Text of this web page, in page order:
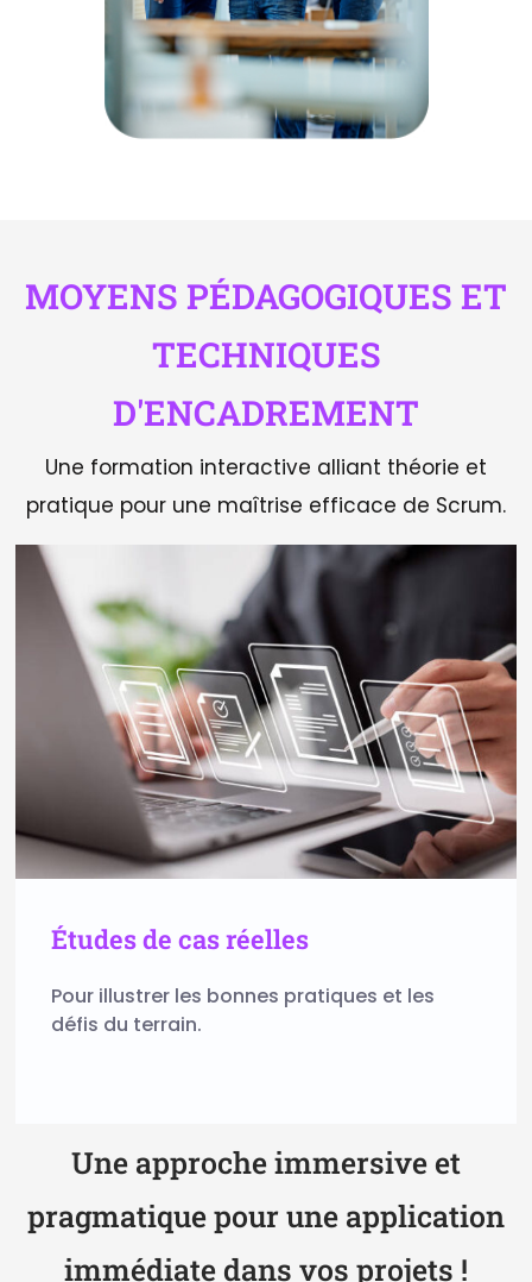
MOYENS PÉDAGOGIQUES ET
TECHNIQUES
D'ENCADREMENT
Une formation interactive alliant théorie et
pratique pour une maîtrise efficace de Scrum.
Études de cas réelles
Pour illustrer les bonnes pratiques et les
défis du terrain.
Une approche immersive et
pragmatique pour une application
immédiate dans vos projets !